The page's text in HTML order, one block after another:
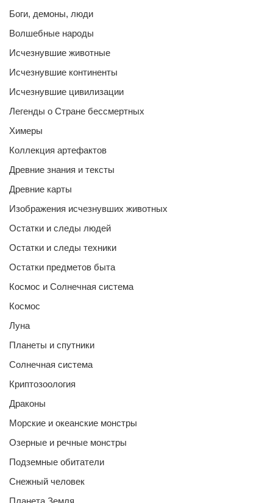
Боги, демоны, люди
Волшебные народы
Исчезнувшие животные
Исчезнувшие континенты
Исчезнувшие цивилизации
Легенды о Стране бессмертных
Химеры
Коллекция артефактов
Древние знания и тексты
Древние карты
Изображения исчезнувших животных
Остатки и следы людей
Остатки и следы техники
Остатки предметов быта
Космос и Солнечная система
Космос
Луна
Планеты и спутники
Солнечная система
Криптозоология
Драконы
Морские и океанские монстры
Озерные и речные монстры
Подземные обитатели
Снежный человек
Планета Земля